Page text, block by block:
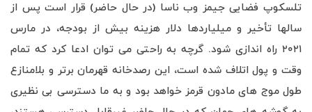
تلسکوپ فضایی جیمز وب ناسا (در حال حاضر) قرار است پس از
سالها تأخیر و میلیاردها دلار هزینه بیش از بودجه، در مارس
۲۰۲۱ راه اندازی شود. گرچه به راحتی می توان ادعا کرد که تمام
وقت و پول اتلاف شده است، این رصدخانه قهرمان برتر و بلامنازع
طول موج های مادون قرمز خواهد بود و به ما دسترسی بی نظیری